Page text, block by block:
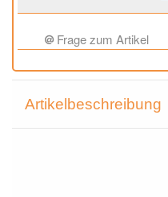
Frage zum Artikel
Artikelbeschreibung